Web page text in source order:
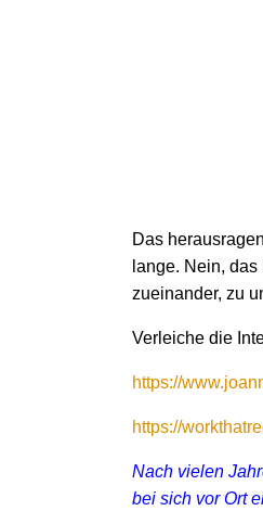
Das
lange. Nein,
zueinander, zu
Verleiche die
https://
https://
Nach vielen
bei sich vor Ort